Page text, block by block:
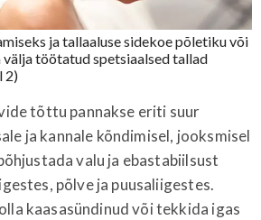
ja tallaaluse sidekoe põletiku või
välja töötatud spetsiaalsed tallad
2)
tõttu pannakse eriti suur
ja kannale kõndimisel, jooksmisel
valu ja ebastabiilsust
põlve ja puusaliigestes.
kaasasündinud või tekkida igas